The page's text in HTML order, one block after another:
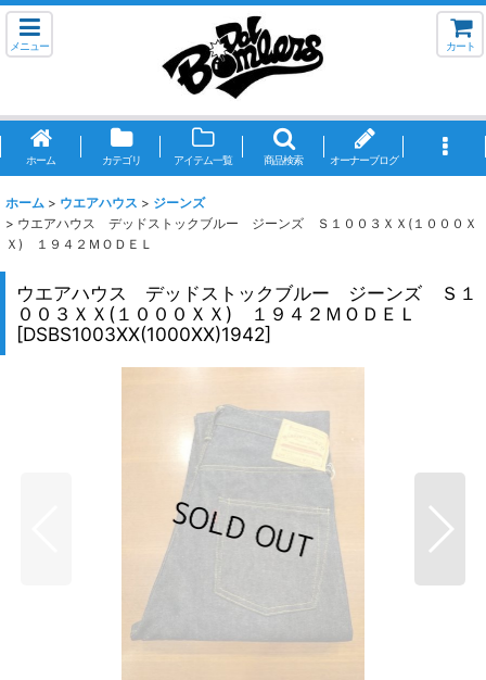
メニュー カート
ホーム カテゴリ アイテム一覧 商品検索 オーナーブログ
ホーム > ウエアハウス > ジーンズ
> ウエアハウス デッドストックブルー ジーンズ Ｓ１００３ＸＸ(１０００Ｘ
Ｘ) １９４２ＭＯＤＥＬ
ウエアハウス デッドストックブルー ジーンズ Ｓ１
００３ＸＸ(１０００ＸＸ) １９４２ＭＯＤＥＬ
[DSBS1003XX(1000XX)1942]